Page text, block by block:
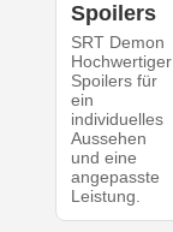
Spoilers
SRT Demon
Hochwertiger
Spoilers für
ein
individuelles
Aussehen
und eine
angepasste
Leistung.